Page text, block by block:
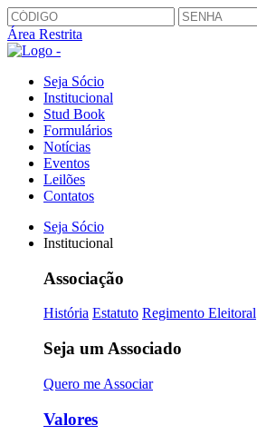
Área Restrita
Seja Sócio
Institucional
Stud Book
Formulários
Notícias
Eventos
Leilões
Contatos
Seja Sócio
Institucional
Associação
História Estatuto Regimento Eleitoral
Seja um Associado
Quero me Associar
Valores